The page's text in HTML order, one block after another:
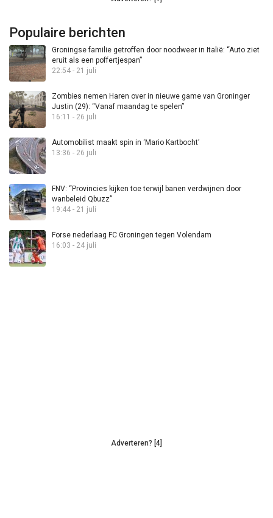
Populaire berichten
Groningse familie getroffen door noodweer in Italië: “Auto ziet
eruit als een poffertjespan”
22:54 - 21 juli
Zombies nemen Haren over in nieuwe game van Groninger
Justin (29): “Vanaf maandag te spelen”
16:11 - 26 juli
Automobilist maakt spin in ‘Mario Kartbocht’
13:36 - 26 juli
FNV: “Provincies kijken toe terwijl banen verdwijnen door
wanbeleid Qbuzz”
19:44 - 21 juli
Forse nederlaag FC Groningen tegen Volendam
16:03 - 24 juli
Adverteren? [4]